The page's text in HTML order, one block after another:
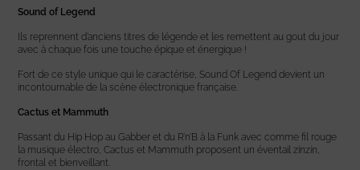
Sound of Legend
Ils reprennent d’anciens titres de légende et les remettent au gout du jour
avec à chaque fois une touche épique et énergique !
Fort de ce style unique qui le caractérise, Sound Of Legend devient un
incontournable de la scène électronique française.
Cactus et Mammuth
Passant du Hip Hop au Gabber et du R’n’B à la Funk avec comme fil rouge
la musique électro, Cactus et Mammuth proposent un éventail zinzin,
frontal et bienveillant.